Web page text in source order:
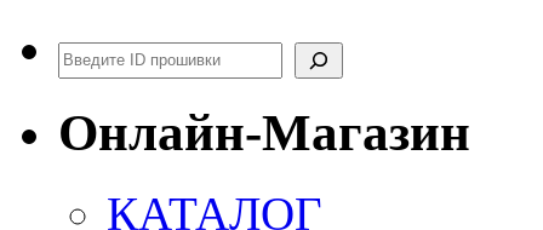
Поиск
Онлайн-Магазин
КАТАЛОГ